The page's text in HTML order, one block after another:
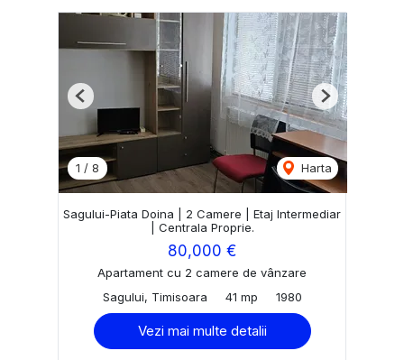
1 / 8 Harta
Previous Next
Sagului-Piata Doina | 2 Camere | Etaj Intermediar
| Centrala Proprie.
80,000 €
Apartament cu 2 camere de vânzare
Sagului, Timisoara
41 mp 1980
Vezi mai multe detalii